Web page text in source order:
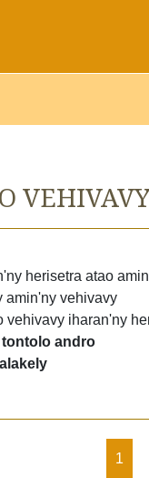
herisetra atao
amin'ny vehivavy
vehivavy iharan'ny
tontolo andro
1